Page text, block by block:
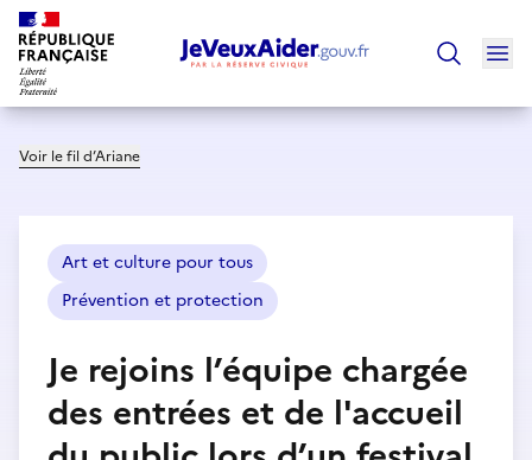
Voir le fil d’Ariane
Art et culture pour tous
Prévention et protection
Je rejoins l’équipe chargée
des entrées et de l'accueil